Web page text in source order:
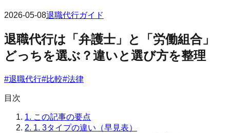
2026-05-08退職代行ガイド
退職代行は「弁護士」と「労働組合」
どっちを選ぶ？違いと選び方を整理
#退職代行#比較#法律
目次
1. この記事の要点
2. 1. 3タイプの違い（早見表）